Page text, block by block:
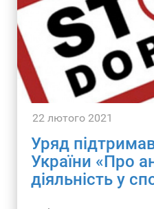
22 лютого 2021
Уряд
України «Про
діяльність у